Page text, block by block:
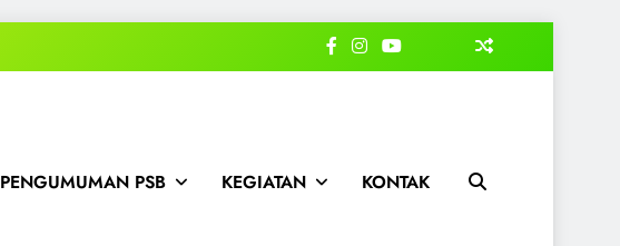
PENGUMUMAN PSB KEGIATAN KONTAK